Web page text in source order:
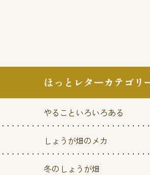
ほっとレターカテゴリ
やることいろいろある
しょうが畑のメカ
冬のしょうが畑